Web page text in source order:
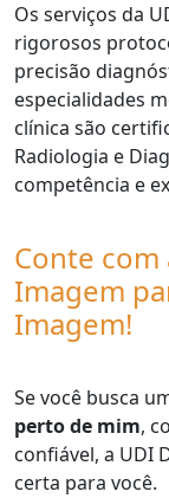
Os serviços da
rigorosos
precisão
especialidades
clínica são
Radiologia e
competência e
Conte
Imagem
Imagem!
Se você busca
perto de mim,
confiável, a UDI
certa para você.